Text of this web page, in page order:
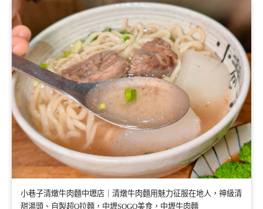
小巷子清燉牛肉麵中壢店｜清燉牛肉麵用魅力征服在地人，神級清
甜湯頭、自製超Q拉麵，中壢SOGO美食，中壢牛肉麵